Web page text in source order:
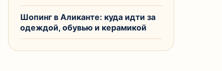
Шопинг в Аликанте: куда идти за
одеждой, обувью и керамикой